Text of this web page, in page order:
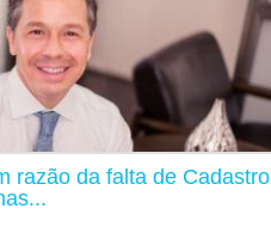
razão da falta de Cadastro